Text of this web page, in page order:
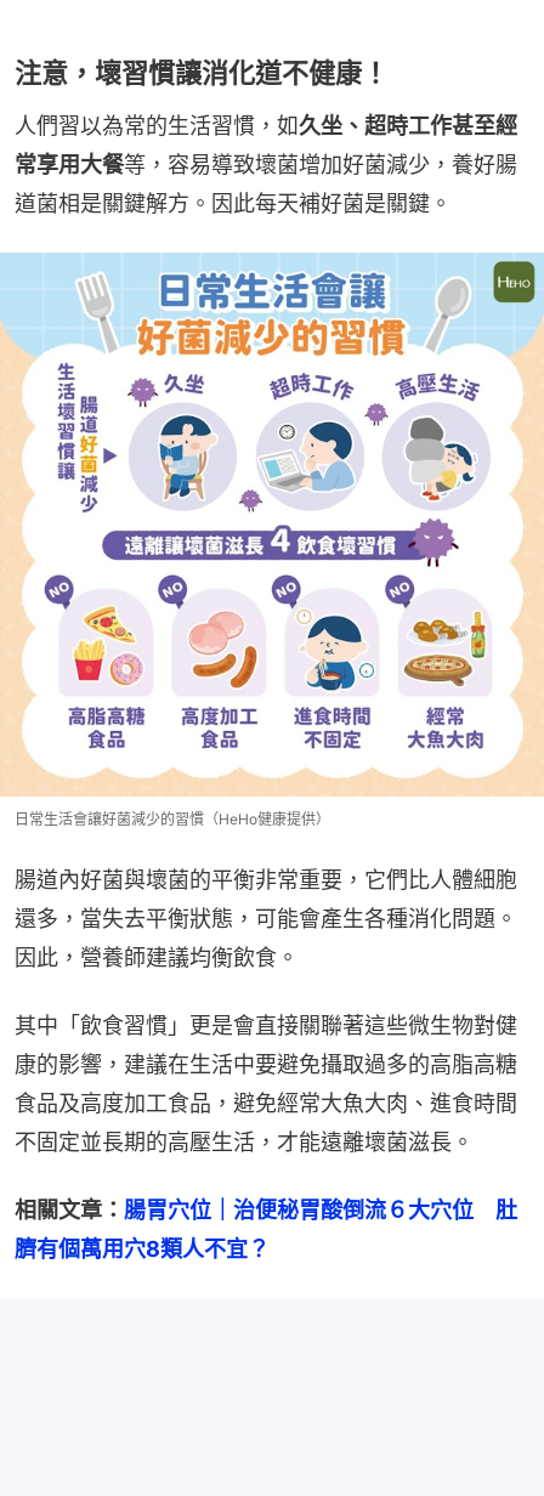
注意，壞習慣讓消化道不健康！
人們習以為常的生活習慣，如久坐、超時工作甚至經
常享用大餐等，容易導致壞菌增加好菌減少，養好腸
道菌相是關鍵解方。因此每天補好菌是關鍵。
日常生活會讓好菌減少的習慣（HeHo健康提供）
腸道內好菌與壞菌的平衡非常重要，它們比人體細胞
還多，當失去平衡狀態，可能會產生各種消化問題。
因此，營養師建議均衡飲食。
其中「飲食習慣」更是會直接關聯著這些微生物對健
康的影響，建議在生活中要避免攝取過多的高脂高糖
食品及高度加工食品，避免經常大魚大肉、進食時間
不固定並長期的高壓生活，才能遠離壞菌滋長。
相關文章： 腸胃穴位｜治便秘胃酸倒流６大穴位　肚
臍有個萬用穴8類人不宜？